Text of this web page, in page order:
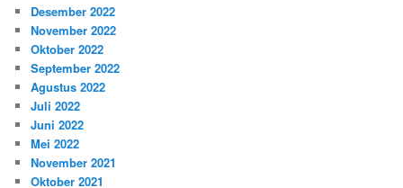
Desember 2022
November 2022
Oktober 2022
September 2022
Agustus 2022
Juli 2022
Juni 2022
Mei 2022
November 2021
Oktober 2021